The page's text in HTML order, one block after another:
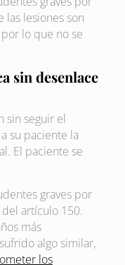
lesiones son
lo que no se
sin desenlace
sin seguir el
su paciente la
El paciente se
graves por
artículo 150.
más
algo similar,
los